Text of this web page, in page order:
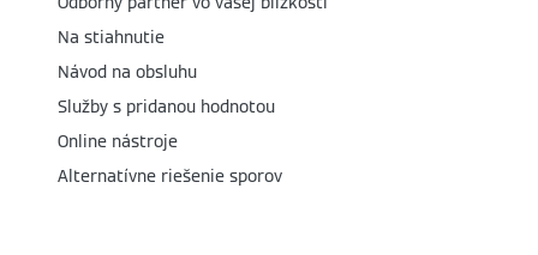
Na stiahnutie
Návod na obsluhu
Služby s pridanou hodnotou
Online nástroje
Alternatívne riešenie sporov